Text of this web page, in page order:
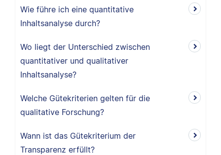
Wie führe ich eine quantitative
Inhaltsanalyse durch?
Wo liegt der Unterschied zwischen
quantitativer und qualitativer
Inhaltsanalyse?
Welche Gütekriterien gelten für die
qualitative Forschung?
Wann ist das Gütekriterium der
Transparenz erfüllt?